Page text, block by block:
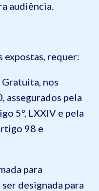
audiência.
expostas, requer:
Gratuita, nos
assegurados pela
5º, LXXIV e pela
98 e
para
designada para